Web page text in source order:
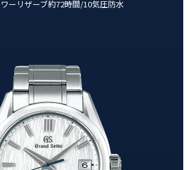
ーリザーブ約72時間/10気圧防水